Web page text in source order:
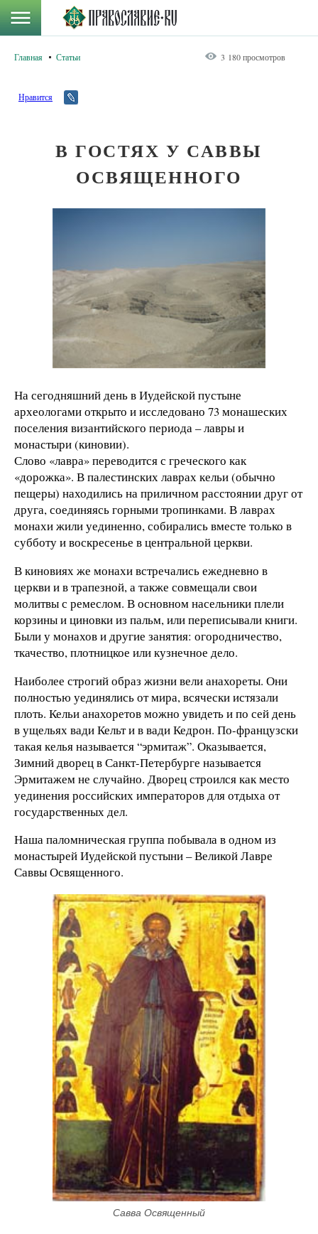
Главная Статьи 3 180 просмотров
Нравится
В ГОСТЯХ У САВВЫ
ОСВЯЩЕННОГО
На сегодняшний день в Иудейской пустыне
археологами открыто и исследовано 73 монашеских
поселения византийского периода – лавры и
монастыри (киновии).
Слово «лавра» переводится с греческого как
«дорожка». В палестинских лаврах кельи (обычно
пещеры) находились на приличном расстоянии друг от
друга, соединяясь горными тропинками. В лаврах
монахи жили уединенно, собирались вместе только в
субботу и воскресенье в центральной церкви.
В киновиях же монахи встречались ежедневно в
церкви и в трапезной, а также совмещали свои
молитвы с ремеслом. В основном насельники плели
корзины и циновки из пальм, или переписывали книги.
Были у монахов и другие занятия: огородничество,
ткачество, плотницкое или кузнечное дело.
Наиболее строгий образ жизни вели анахореты. Они
полностью уединялись от мира, всячески истязали
плоть. Кельи анахоретов можно увидеть и по сей день
в ущельях вади Кельт и в вади Кедрон. По-французски
такая келья называется “эрмитаж”. Оказывается,
Зимний дворец в Санкт-Петербурге называется
Эрмитажем не случайно. Дворец строился как место
уединения российских императоров для отдыха от
государственных дел.
Наша паломническая группа побывала в одном из
монастырей Иудейской пустыни – Великой Лавре
Саввы Освященного.
Савва Освященный